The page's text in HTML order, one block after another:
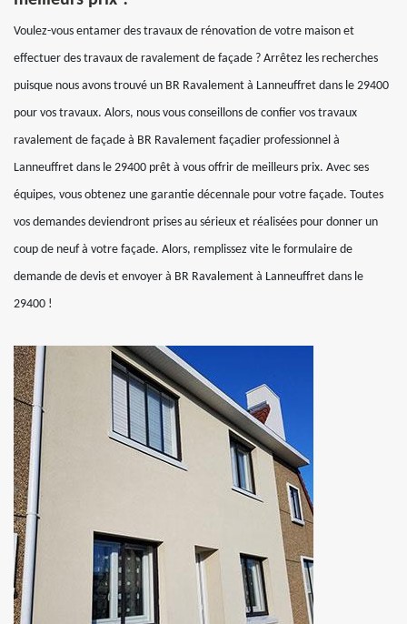
Voulez-vous entamer des travaux de rénovation de votre maison et
effectuer des travaux de ravalement de façade ? Arrêtez les recherches
puisque nous avons trouvé un BR Ravalement à Lanneuffret dans le 29400
pour vos travaux. Alors, nous vous conseillons de confier vos travaux
ravalement de façade à BR Ravalement façadier professionnel à
Lanneuffret dans le 29400 prêt à vous offrir de meilleurs prix. Avec ses
équipes, vous obtenez une garantie décennale pour votre façade. Toutes
vos demandes deviendront prises au sérieux et réalisées pour donner un
coup de neuf à votre façade. Alors, remplissez vite le formulaire de
demande de devis et envoyer à BR Ravalement à Lanneuffret dans le
29400 !